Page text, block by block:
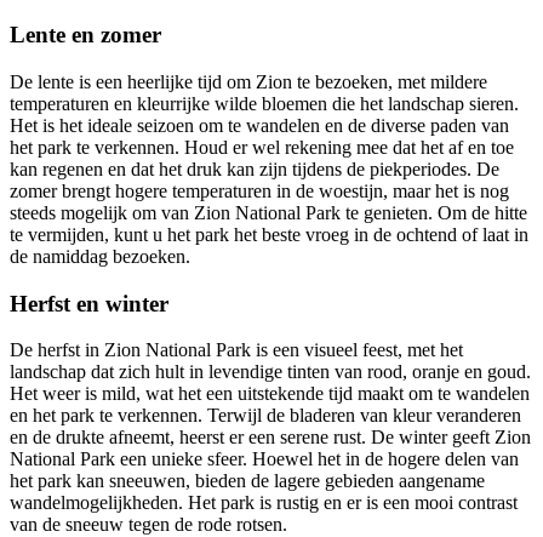
Lente en zomer
De lente is een heerlijke tijd om Zion te bezoeken, met mildere
temperaturen en kleurrijke wilde bloemen die het landschap sieren.
Het is het ideale seizoen om te wandelen en de diverse paden van
het park te verkennen. Houd er wel rekening mee dat het af en toe
kan regenen en dat het druk kan zijn tijdens de piekperiodes. De
zomer brengt hogere temperaturen in de woestijn, maar het is nog
steeds mogelijk om van Zion National Park te genieten. Om de hitte
te vermijden, kunt u het park het beste vroeg in de ochtend of laat in
de namiddag bezoeken.
Herfst en winter
De herfst in Zion National Park is een visueel feest, met het
landschap dat zich hult in levendige tinten van rood, oranje en goud.
Het weer is mild, wat het een uitstekende tijd maakt om te wandelen
en het park te verkennen. Terwijl de bladeren van kleur veranderen
en de drukte afneemt, heerst er een serene rust. De winter geeft Zion
National Park een unieke sfeer. Hoewel het in de hogere delen van
het park kan sneeuwen, bieden de lagere gebieden aangename
wandelmogelijkheden. Het park is rustig en er is een mooi contrast
van de sneeuw tegen de rode rotsen.